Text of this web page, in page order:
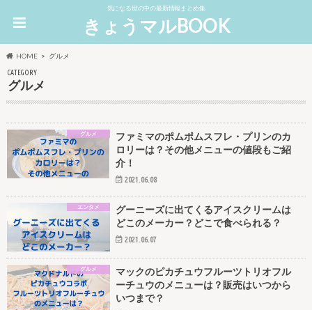
気になる世の中の最新情報まとめ集
きょうマルBOOK
HOME グルメ
CATEGORY
グルメ
グルメ
ファミマのポムポムスフレ・プリンのカ
ロリーは？その他メニューの値段もご紹
介！
2021.06.08
エンタメ
グーニーズに出てくるアイスクリームは
どこのメーカー？どこで食べられる？
2021.06.07
グルメ
マックのピカチュウフルーツトリオフル
ーチュウのメニューは？販売はいつから
いつまで？